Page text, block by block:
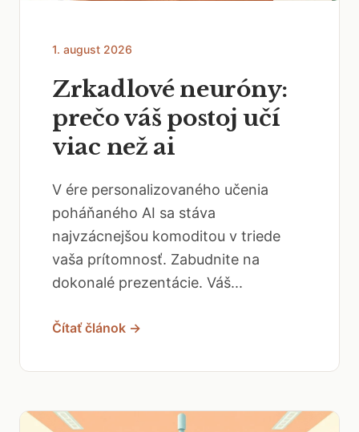
1. august 2026
Zrkadlové neuróny:
prečo váš postoj učí
viac než ai
V ére personalizovaného učenia
poháňaného AI sa stáva
najvzácnejšou komoditou v triede
vaša prítomnosť. Zabudnite na
dokonalé prezentácie. Váš...
Čítať článok →